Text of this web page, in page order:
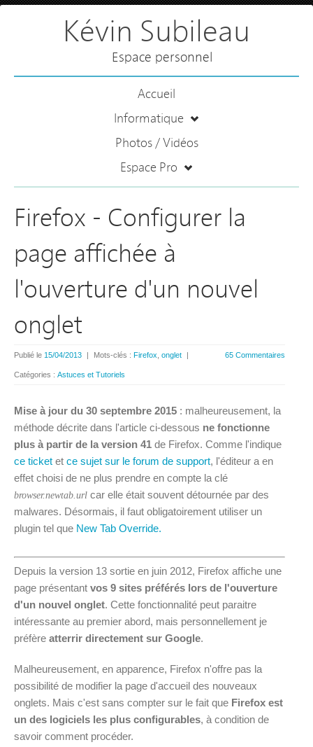
Kévin Subileau
Espace personnel
Accueil
Informatique
Photos / Vidéos
Espace Pro
Firefox - Configurer la
page affichée à
l'ouverture d'un nouvel
onglet
65 Commentaires
Publié le 15/04/2013 | Mots-clés : Firefox onglet |
Catégories : Astuces et Tutoriels
Mise à jour du 30 septembre 2015 : malheureusement, la
méthode décrite dans l'article ci-dessous ne fonctionne
plus à partir de la version 41 de Firefox. Comme l'indique
ce ticket et ce sujet sur le forum de support, l'éditeur a en
effet choisi de ne plus prendre en compte la clé
browser.newtab.url car elle était souvent détournée par des
malwares. Désormais, il faut obligatoirement utiliser un
plugin tel que New Tab Override.
Depuis la version 13 sortie en juin 2012, Firefox affiche une
page présentant vos 9 sites préférés lors de l'ouverture
d'un nouvel onglet. Cette fonctionnalité peut paraitre
intéressante au premier abord, mais personnellement je
préfère atterrir directement sur Google.
Malheureusement, en apparence, Firefox n'offre pas la
possibilité de modifier la page d'accueil des nouveaux
onglets. Mais c'est sans compter sur le fait que Firefox est
un des logiciels les plus configurables, à condition de
savoir comment procéder.